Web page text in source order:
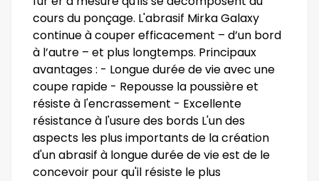
cours du ponçage. L'abrasif Mirka Galaxy
continue à couper efficacement – d’un bord
à l’autre – et plus longtemps. Principaux
avantages : - Longue durée de vie avec une
coupe rapide - Repousse la poussière et
résiste à l'encrassement - Excellente
résistance à l'usure des bords L'un des
aspects les plus importants de la création
d'un abrasif à longue durée de vie est de le
concevoir pour qu'il résiste le plus